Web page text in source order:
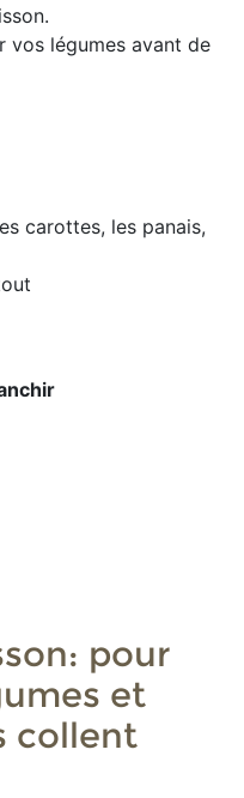
vos légumes avant de
carottes, les panais,
pour
et
collent